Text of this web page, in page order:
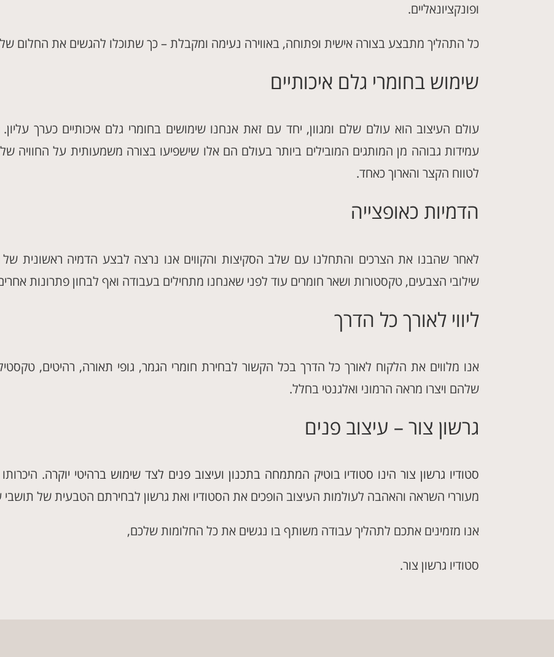
ופונקציונאליים.
כל התהליך מתבצע בצורה אישית ופתוחה, באווירה נעימה ומקבלת – כך שתוכלו להגשים את החלום
שימוש בחומרי גלם איכותיים
עולם העיצוב הוא עולם שלם ומגוון, יחד עם זאת אנחנו שימושים בחומרי גלם איכותיים כערך עליון.
עמידות גבוהה מן המותגים המובילים ביותר בעולם הם אלו שישפיעו בצורה משמעותית על החוויה
לטווח הקצר והארוך כאחד.
הדמיות כאופצייה
לאחר שהבנו את הצרכים והתחלנו עם שלב הסקיצות והקווים אנו נרצה לבצע הדמיה ראשונית
שילובי הצבעים, טקסטורות ושאר חומרים עוד לפני שאנחנו מתחילים בעבודה ואף לבחון פתרונות
ליווי לאורך כל הדרך
אנו מלווים את הלקוח לאורך כל הדרך בכל הקשור לבחירת חומרי הגמר, גופי תאורה, רהיטים,
שלהם ויצרו מראה הרמוני ואלגנטי בחלל.
גרשון צור – עיצוב פנים
סטודיו גרשון צור הינו סטודיו בוטיק המתמחה בתכנון ועיצוב פנים לצד שימוש ברהיטי יוקרה.
מעוררי השראה והאהבה לעולמות העיצוב הופכים את הסטודיו ואת גרשון לבחירתם הטבעית של תושבי
אנו מזמינים אתכם לתהליך עבודה משותף בו נגשים את כל החלומות שלכם,
סטודיו גרשון צור.